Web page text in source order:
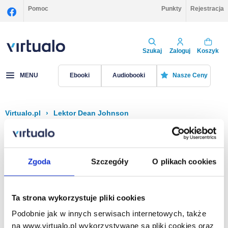
Zgoda Szczegóły O plikach cookies
Ta strona wykorzystuje pliki cookies
Podobnie jak w innych serwisach internetowych, także
na www.virtualo.pl wykorzystywane są pliki cookies oraz
Pomoc Punkty Rejestracja
Szukaj Zaloguj Koszyk
MENU Ebooki Audiobooki Nasze Ceny
Virtualo.pl › Lektor Dean Johnson
Filtruj Sortuj
Na stronie